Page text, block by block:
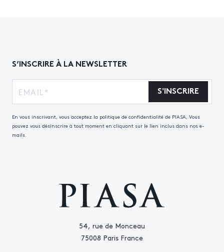
54, rue de Monceau
75008 Paris France
S’INSCRIRE À LA NEWSLETTER
S'INSCRIRE
En vous inscrivant, vous acceptez la politique de confidentialité de PIASA, Vous
pouvez vous désinscrire à tout moment en cliquant sur le lien inclus dans nos e-
mails.